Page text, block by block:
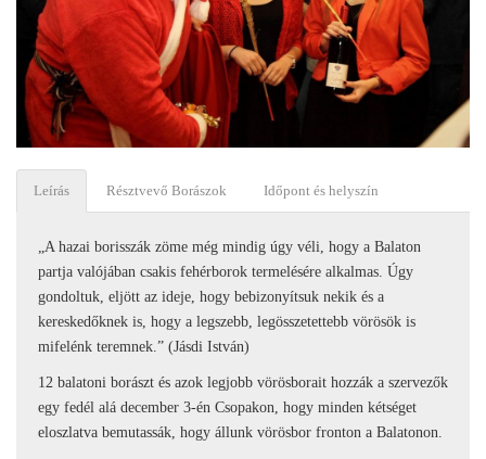
Leírás Résztvevő Borászok Időpont és helyszín
„A hazai borisszák zöme még mindig úgy véli, hogy a Balaton
partja valójában csakis fehérborok termelésére alkalmas. Úgy
gondoltuk, eljött az ideje, hogy bebizonyítsuk nekik és a
kereskedőknek is, hogy a legszebb, legösszetettebb vörösök is
mifelénk teremnek.” (Jásdi István)
12 balatoni borászt és azok legjobb vörösborait hozzák a szervezők
egy fedél alá december 3-én Csopakon, hogy minden kétséget
eloszlatva bemutassák, hogy állunk vörösbor fronton a Balatonon.